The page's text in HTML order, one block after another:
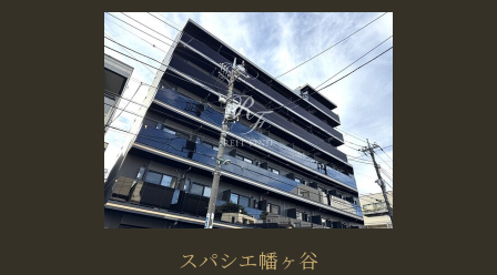
スパシエ幡ヶ谷